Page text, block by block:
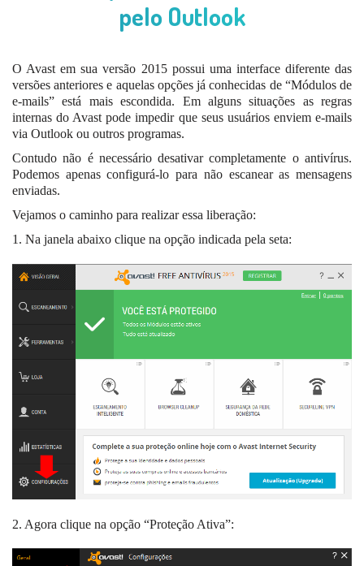
pelo Outlook
O Avast em sua versão 2015 possui uma interface diferente das
versões anteriores e aquelas opções já conhecidas de “Módulos de
e-mails” está mais escondida. Em alguns situações as regras
internas do Avast pode impedir que seus usuários enviem e-mails
via Outlook ou outros programas.
Contudo não é necessário desativar completamente o antivírus.
Podemos apenas configurá-lo para não escanear as mensagens
enviadas.
Vejamos o caminho para realizar essa liberação:
1. Na janela abaixo clique na opção indicada pela seta:
2. Agora clique na opção “Proteção Ativa”: